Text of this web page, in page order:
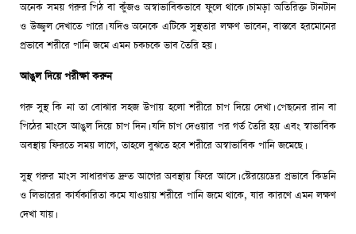
অনেক সময় গরুর পিঠ বা কুঁজও অস্বাভাবিকভাবে ফুলে থাকে। চামড়া অতিরিক্ত টানটান
ও উজ্জ্বল দেখাতে পারে। যদিও অনেকে এটিকে সুস্থতার লক্ষণ ভাবেন, বাস্তবে হরমোনের
প্রভাবে শরীরে পানি জমে এমন চকচকে ভাব তৈরি হয়।
আঙুল দিয়ে পরীক্ষা করুন
গরু সুস্থ কি না তা বোঝার সহজ উপায় হলো শরীরে চাপ দিয়ে দেখা। পেছনের রান বা
পিঠের মাংসে আঙুল দিয়ে চাপ দিন। যদি চাপ দেওয়ার পর গর্ত তৈরি হয় এবং স্বাভাবিক
অবস্থায় ফিরতে সময় লাগে, তাহলে বুঝতে হবে শরীরে অস্বাভাবিক পানি জমেছে।
সুস্থ গরুর মাংস সাধারণত দ্রুত আগের অবস্থায় ফিরে আসে। স্টেরয়েডের প্রভাবে কিডনি
ও লিভারের কার্যকারিতা কমে যাওয়ায় শরীরে পানি জমে থাকে, যার কারণে এমন লক্ষণ
দেখা যায়।